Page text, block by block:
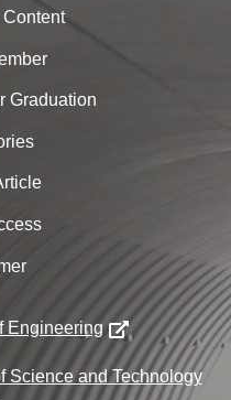
Graduation
Engineering
Science and Technology